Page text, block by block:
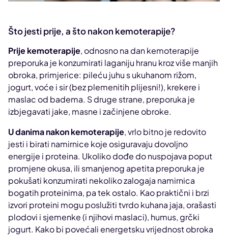
Što jesti prije, a što nakon kemoterapije?
Prije kemoterapije, odnosno na dan kemoterapije
preporuka je konzumirati laganiju hranu kroz više manjih
obroka, primjerice: pileću juhu s ukuhanom rižom,
jogurt, voće i sir (bez plemenitih plijesni!), krekere i
maslac od badema. S druge strane, preporuka je
izbjegavati jake, masne i začinjene obroke.
U danima nakon kemoterapije, vrlo bitno je redovito
jesti i birati namirnice koje osiguravaju dovoljno
energije i proteina. Ukoliko dođe do nuspojava poput
promjene okusa, ili smanjenog apetita preporuka je
pokušati konzumirati nekoliko zalogaja namirnica
bogatih proteinima, pa tek ostalo. Kao praktični i brzi
izvori proteini mogu poslužiti tvrdo kuhana jaja, orašasti
plodovi i sjemenke (i njihovi maslaci), humus, grčki
jogurt. Kako bi povećali energetsku vrijednost obroka